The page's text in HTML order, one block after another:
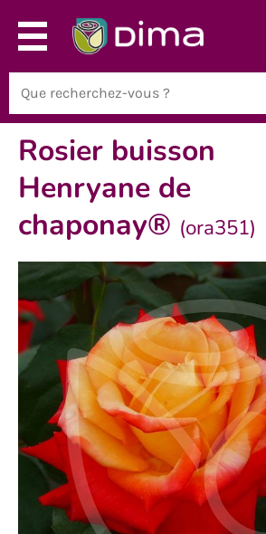
Rosier buisson
Henryane de
chaponay® (ora351)